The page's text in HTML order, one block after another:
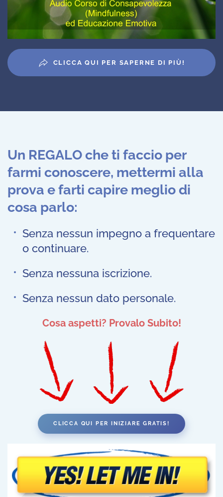
CLICCA QUI PER SAPERNE DI PIÙ!
Un REGALO che ti faccio per
farmi conoscere, mettermi alla
prova e farti capire meglio di
cosa parlo:
Senza nessun impegno a frequentare
o continuare.
Senza nessuna iscrizione.
Senza nessun dato personale.
Cosa aspetti? Provalo Subito!
CLICCA QUI PER INIZIARE GRATIS!